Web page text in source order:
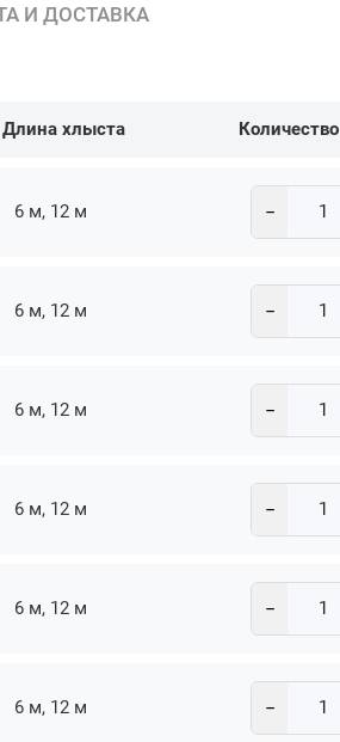
И ДОСТАВКА
Длина хлыста Количество
6 м, 12 м −
6 м, 12 м −
6 м, 12 м −
6 м, 12 м −
6 м, 12 м −
6 м, 12 м −